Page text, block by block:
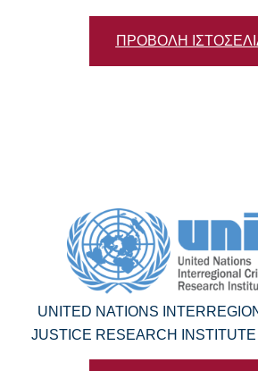
ΠΡΟΒΟΛΗ
UNITED NATIONS
JUSTICE RESEARCH INSTITUTE